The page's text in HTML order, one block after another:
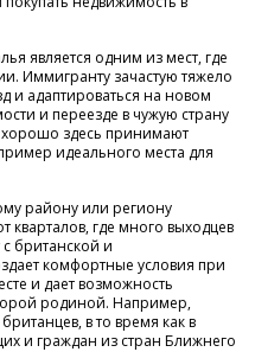
является одним из мест, где
Иммигранту зачастую тяжело
и адаптироваться на новом
и переезде в чужую страну
хорошо здесь принимают
идеального места для
району или региону
кварталов, где много выходцев
британской и
комфортные условия при
и дает возможность
родиной. Например,
в то время как в
и граждан из стран Ближнего